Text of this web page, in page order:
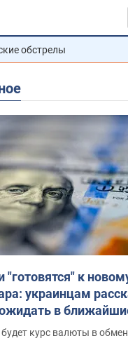
обстрелы
"готовятся" к
украинцам
в
курс валюты в